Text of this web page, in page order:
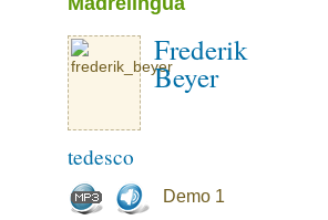
Frederik
Beyer
tedesco
Demo 1